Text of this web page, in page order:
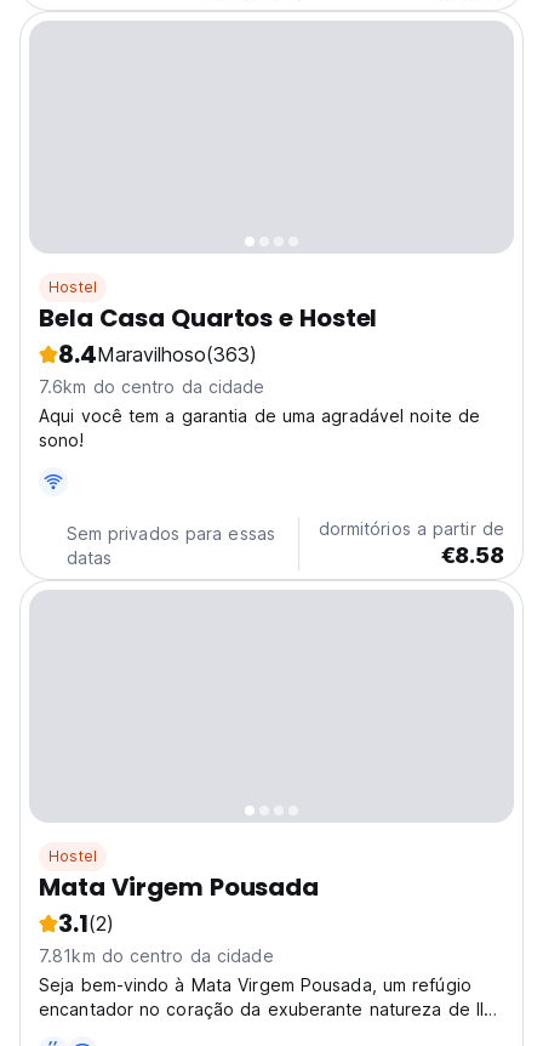
Hostel
Bela Casa Quartos e Hostel
8.4Maravilhoso(363)
7.6km do centro da cidade
Aqui você tem a garantia de uma agradável noite de
sono!
Sem privados para essas
datas
dormitórios a partir de
€8.58
Hostel
Mata Virgem Pousada
3.1(2)
7.81km do centro da cidade
Seja bem-vindo à Mata Virgem Pousada, um refúgio
encantador no coração da exuberante natureza de Ilha